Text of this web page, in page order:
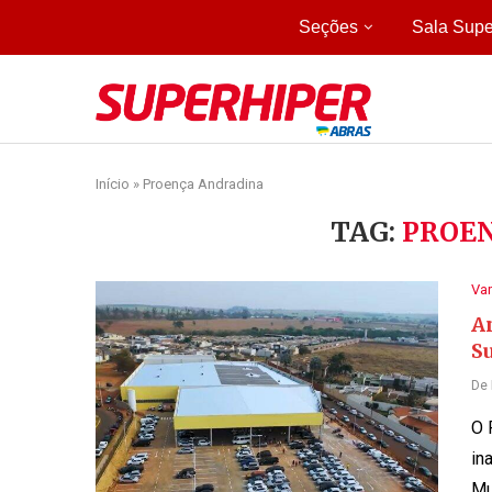
Seções Sala
Início » Proença Andradina
TAG:
De
O